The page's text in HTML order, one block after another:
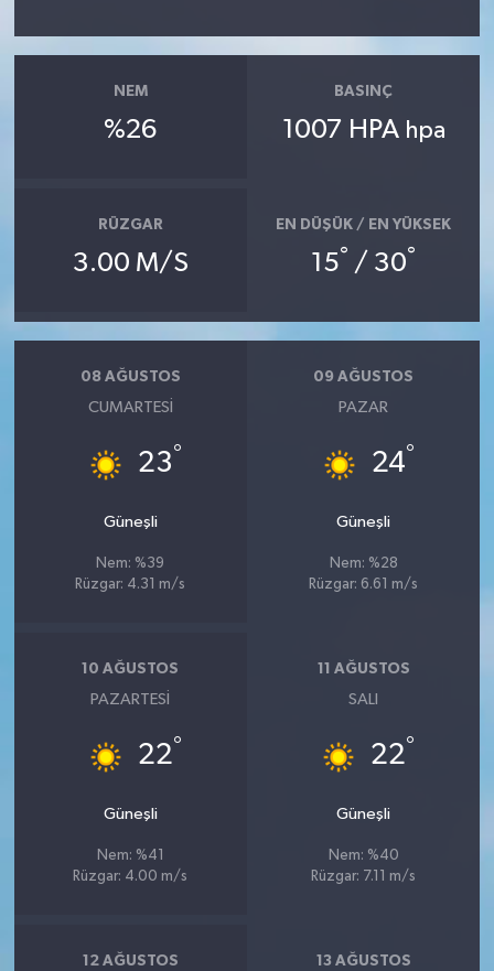
NEM
%26
BASINÇ
1007 HPA hpa
RÜZGAR
3.00 M/S
EN DÜŞÜK / EN YÜKSEK
15° / 30°
08 AĞUSTOS
CUMARTESI
23°
Güneşli
Nem: %39
Rüzgar: 4.31 m/s
09 AĞUSTOS
PAZAR
24°
Güneşli
Nem: %28
Rüzgar: 6.61 m/s
10 AĞUSTOS
PAZARTESI
22°
Güneşli
Nem: %41
Rüzgar: 4.00 m/s
11 AĞUSTOS
SALI
22°
Güneşli
Nem: %40
Rüzgar: 7.11 m/s
12 AĞUSTOS 13 AĞUSTOS